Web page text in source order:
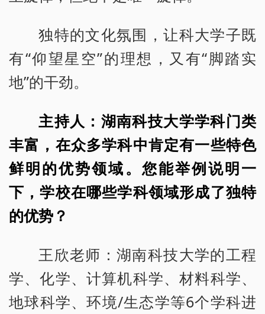
独特的文化氛围，让科大学子既
有“仰望星空”的理想，又有“脚踏实
地”的干劲。
主持人：湖南科技大学学科门类
丰富，在众多学科中肯定有一些特色
鲜明的优势领域。您能举例说明一
下，学校在哪些学科领域形成了独特
的优势？
王欣老师：湖南科技大学的工程
学、化学、计算机科学、材料科学、
地球科学、环境/生态学等6个学科进